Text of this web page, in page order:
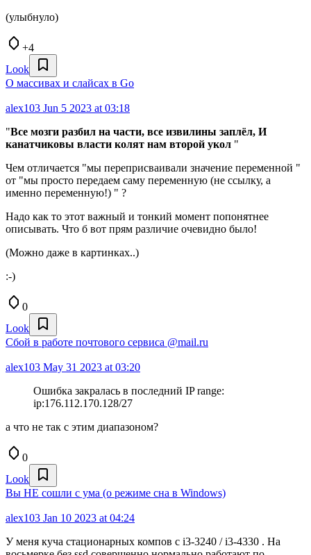
(улыбнуло)
+4
Look
О массивах и слайсах в Go
alex103 Jun 5 2023 at 03:18
"Все мозги разбил на части, все извилины заплёл, И
канатчиковы власти колят нам второй укол "
Чем отличается "мы переприсваивали значение переменной "
от "мы просто передаем саму переменную (не ссылку, а
именно переменную!) " ?
Надо как то этот важный и тонкий момент попонятнее
описывать. Что б вот прям различие очевидно было!
(Можно даже в картинках..)
:-)
0
Look
Сбой в работе почтового сервиса @mail.ru
alex103 May 31 2023 at 03:20
Ошибка закралась в последний IP range:
ip:176.112.170.128/27
а что не так с этим диапазоном?
0
Look
Вы НЕ сошли с ума (о режиме сна в Windows)
alex103 Jan 10 2023 at 04:24
У меня куча стационарных компов с i3-3240 / i3-4330 . На